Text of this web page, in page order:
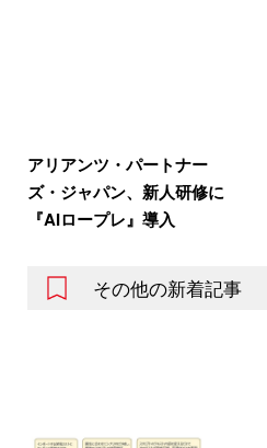
アリアンツ・パートナー
ズ・ジャパン、新人研修に
『AIロープレ』導入
その他の新着記事